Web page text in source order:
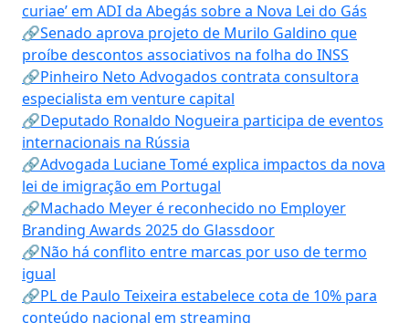
curiae’ em ADI da Abegás sobre a Nova Lei do Gás
🔗Senado aprova projeto de Murilo Galdino que
proíbe descontos associativos na folha do INSS
🔗Pinheiro Neto Advogados contrata consultora
especialista em venture capital
🔗Deputado Ronaldo Nogueira participa de eventos
internacionais na Rússia
🔗Advogada Luciane Tomé explica impactos da nova
lei de imigração em Portugal
🔗Machado Meyer é reconhecido no Employer
Branding Awards 2025 do Glassdoor
🔗Não há conflito entre marcas por uso de termo
igual
🔗PL de Paulo Teixeira estabelece cota de 10% para
conteúdo nacional em streaming